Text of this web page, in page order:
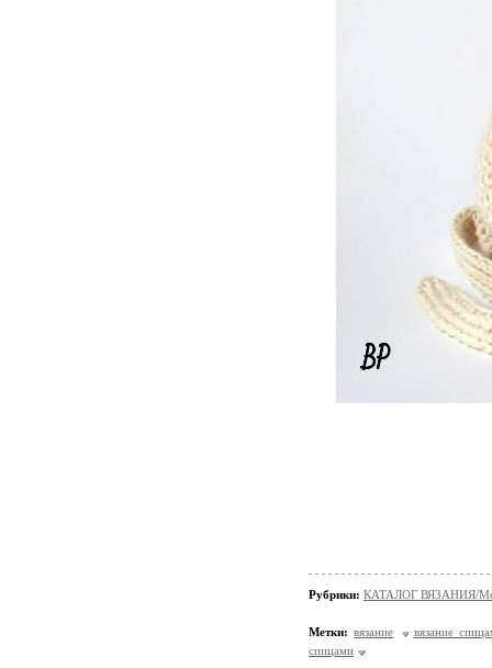
Рубрики: КАТАЛОГ ВЯЗАНИЯ/
Метки: вязание
вязание
спицами